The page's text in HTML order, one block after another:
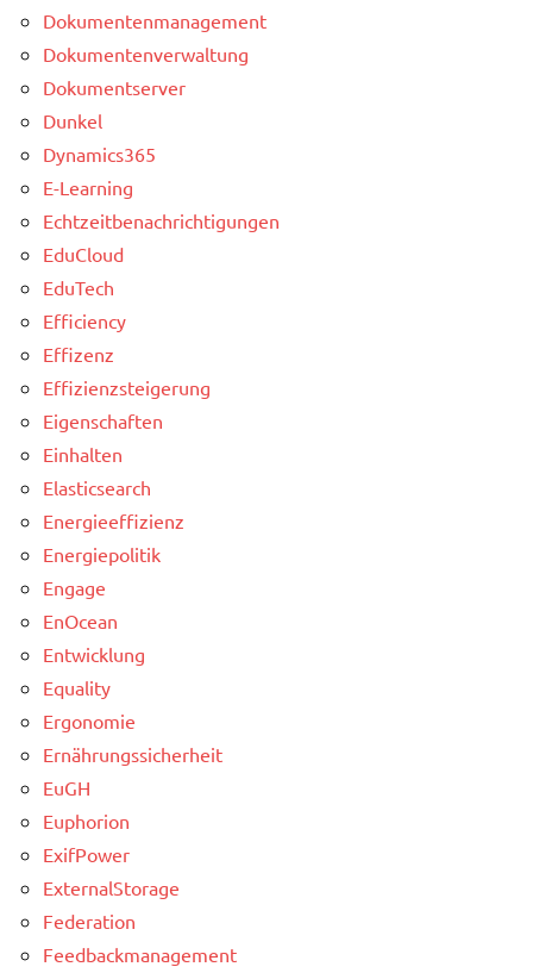
Dokumentenmanagement
Dokumentenverwaltung
Dokumentserver
Dunkel
Dynamics365
E-Learning
Echtzeitbenachrichtigungen
EduCloud
EduTech
Efficiency
Effizenz
Effizienzsteigerung
Eigenschaften
Einhalten
Elasticsearch
Energieeffizienz
Energiepolitik
Engage
EnOcean
Entwicklung
Equality
Ergonomie
Ernährungssicherheit
EuGH
Euphorion
ExifPower
ExternalStorage
Federation
Feedbackmanagement